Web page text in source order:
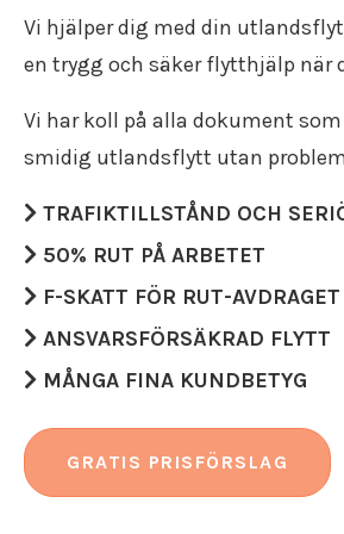
Flyttfirma Strängnäs
Flyttfirma Valdemarsvik
Flyttfirma Vadstena
Flyttfirma Jönköping
Flyttfirma Arboga
Flyttfirma Boxholm
Flyttfirma Degerfors
Flyttfirma Eksjö
Flyttfirma Europa
Flyttfirma Fjugesta
Flyttfirma Flen
Flyttstädning Söderköping
Flyttstädning Gnesta
Flyttstädning Trosa
Flyttstädning Järna
Flyttstädning Nykvarn
Flyttstädning Torshälla
Flyttstädning Åtvidaberg
Flyttstädning Valdemarsvik
Flyttstädning Borensberg
Flyttstädning Ödeshög
Återvinning
Återbruk
Flyttkartonger
Företagsstädning
Kontorsstädning
Städfirma
Transportföretag
Flyttfirma pris
Kundomdömen
Om oss
GRATIS OFFERT
Vi hjälper dig med din
en trygg och säker flytthjälp när
Vi har koll på alla dokument
smidig utlandsflytt utan
TRAFIKTILLSTÅND OCH
50% RUT PÅ ARBETET
F-SKATT FÖR RUT-AVDRAGET
ANSVARSFÖRSÄKRAD FLYTT
MÅNGA FINA KUNDBETYG
GRATIS PRISFÖRSLAG